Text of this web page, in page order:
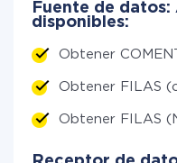
Fuente de
disponibles:
Obtener
Obtener FILAS
Obtener FILAS